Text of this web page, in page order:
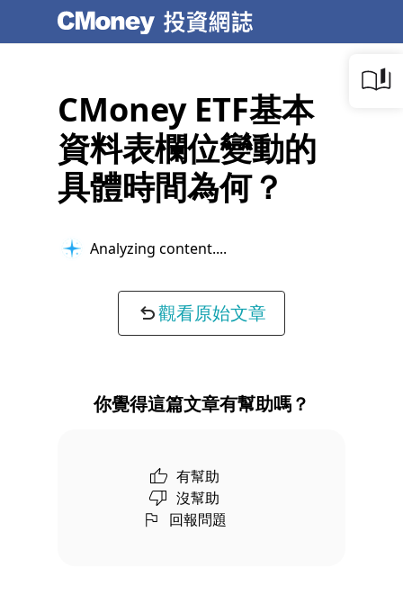
CMoney ETF基本
資料表欄位變動的
具體時間為何？
Analyzing content...
觀看原始文章
你覺得這篇文章有幫助嗎？
有幫助
沒幫助
回報問題